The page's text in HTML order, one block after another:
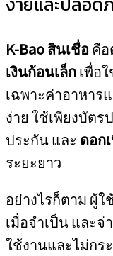
K-Bao สินเชื่อ คื
เงินก้อนเล็กเพื่อ
เฉพาะค่าอาหาร
ง่าย ใช้เพียงบัต
ประกัน และ ดอก
ระยะยาว
อย่างไรก็ตาม ผู้ใ
เมื่อจำเป็น และจ่
ใช้งานและไม่กร